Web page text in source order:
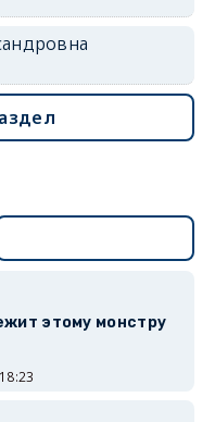
этому монстру